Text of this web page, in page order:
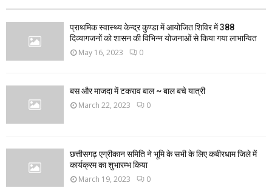
प्राथमिक स्वास्थ्य केन्द्र कुण्डा में आयोजित शिविर में 388
दिव्यागजनों को शासन की विभिन्न योजनाओं से किया गया लाभान्वित
May 16, 2023 0
बस और माजदा में टकराव बाल ~ बाल बचे यात्री
March 22, 2023 0
छत्तीसगढ़ एग्रीकान समिति ने भूमि के सभी के लिए कबीरधाम जिले में
कार्यक्रम का शुभारम्भ किया
March 19, 2023 0